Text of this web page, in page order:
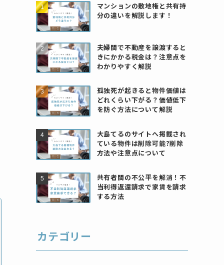
マンションの敷地権と共有持
分の違いを解説します！
夫婦間で不動産を譲渡すると
きにかかる税金は？注意点を
わかりやすく解説
孤独死が起きると物件価値は
どれくらい下がる？価値低下
を防ぐ方法について解説
大島てるのサイトへ掲載され
ている物件は削除可能?削除
方法や注意点について
共有者間の不公平を解消！不
当利得返還請求で家賃を請求
する方法
カテゴリー